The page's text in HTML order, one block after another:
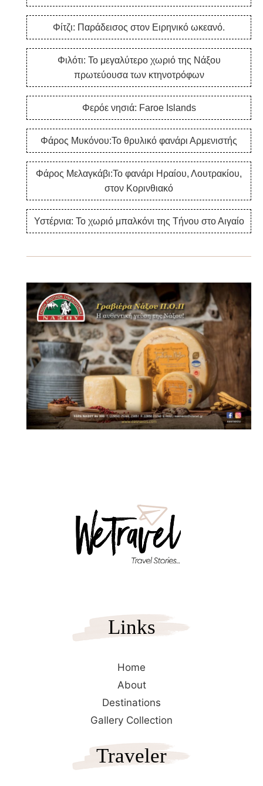
Φίτζι: Παράδεισος στον Ειρηνικό ωκεανό.
Φιλότι: Το μεγαλύτερο χωριό της Νάξου
πρωτεύουσα των κτηνοτρόφων
Φερόε νησιά: Faroe Islands
Φάρος Μυκόνου:Το θρυλικό φανάρι Αρμενιστής
Φάρος Μελαγκάβι:Το φανάρι Ηραίου, Λουτρακίου,
στον Κορινθιακό
Υστέρνια: Το χωριό μπαλκόνι της Τήνου στο Αιγαίο
Links
Home
About
Destinations
Gallery Collection
Traveler